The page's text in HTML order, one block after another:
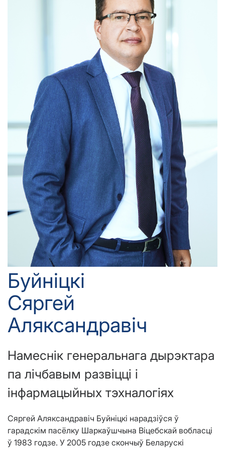
Буйніцкі
Сяргей
Аляксандравіч
Намеснік генеральнага дырэктара
па лічбавым развіцці і
інфармацыйных тэхналогіях
Сяргей Аляксандравіч Буйніцкі нарадзіўся ў
гарадскім пасёлку Шаркаўшчына Віцебскай вобласці
ў 1983 годзе. У 2005 годзе скончыў Беларускі